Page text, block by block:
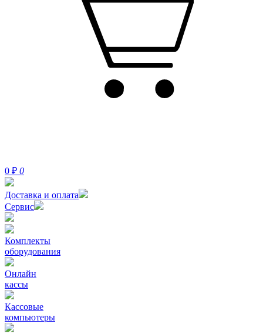
0 ₽ 0
Доставка и оплата
Сервис
Комплекты
оборудования
Онлайн
кассы
Кассовые
компьютеры